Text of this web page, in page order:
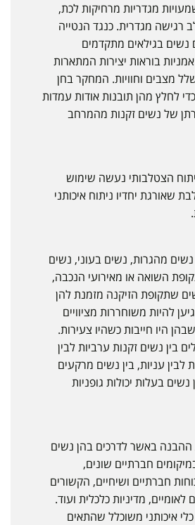
מגדריות מרחיקות לכת,
רגישה מגדרית. כנגד הנטייה
בגילאים מתקדמים
בוראות יצירות המתארות
מצבים וחוויות. המחקר בחן
לחלץ מהן תובנות אודות עמדות
של נשים זקנות מהמרחב
הצטלבותי נעשה שימוש
שאורגת יחדיו ניתוח איכותני
מהגרות, נשים בעוני, נשים
השואה או מאירועי הנכבה,
שתקופת הזיקנה מזמנת להן
להיות משוחררות מציוויים
היו חייבות כשהיו צעירות.
בין נשים זקנות ערביות לבין
לבין עניות, בין נשים מרקעים
נשים בעלות יכולות גופניות
באשר לדרכים בהן נשים
חברתיים שונים,
חברתיים ושיחיים, הקשורים
לאומיים, מדיניות כלכלית ועוד.
כלי איכותני משוכלל שהתאים